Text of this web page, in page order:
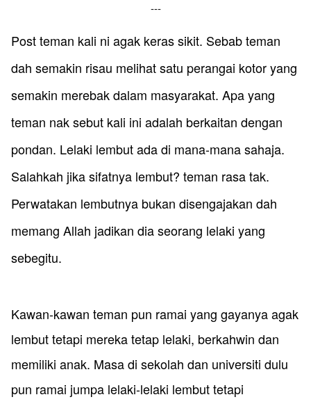
---
​​​Post teman kali ni agak keras sikit. Sebab teman
dah semakin risau melihat satu perangai kotor yang
semakin merebak dalam masyarakat. Apa yang
teman nak sebut kali ini adalah berkaitan dengan
pondan. Lelaki lembut ada di mana-mana sahaja.
Salahkah jika sifatnya lembut? teman rasa tak.
Perwatakan lembutnya bukan disengajakan dah
memang Allah jadikan dia seorang lelaki yang ​
sebegitu.
​Kawan-kawan teman pun ramai yang gayanya agak
lembut tetapi mereka tetap lelaki, berkahwin dan
memiliki anak. Masa di sekolah dan universiti dulu
pun ramai jumpa lelaki-lelaki lembut tetapi